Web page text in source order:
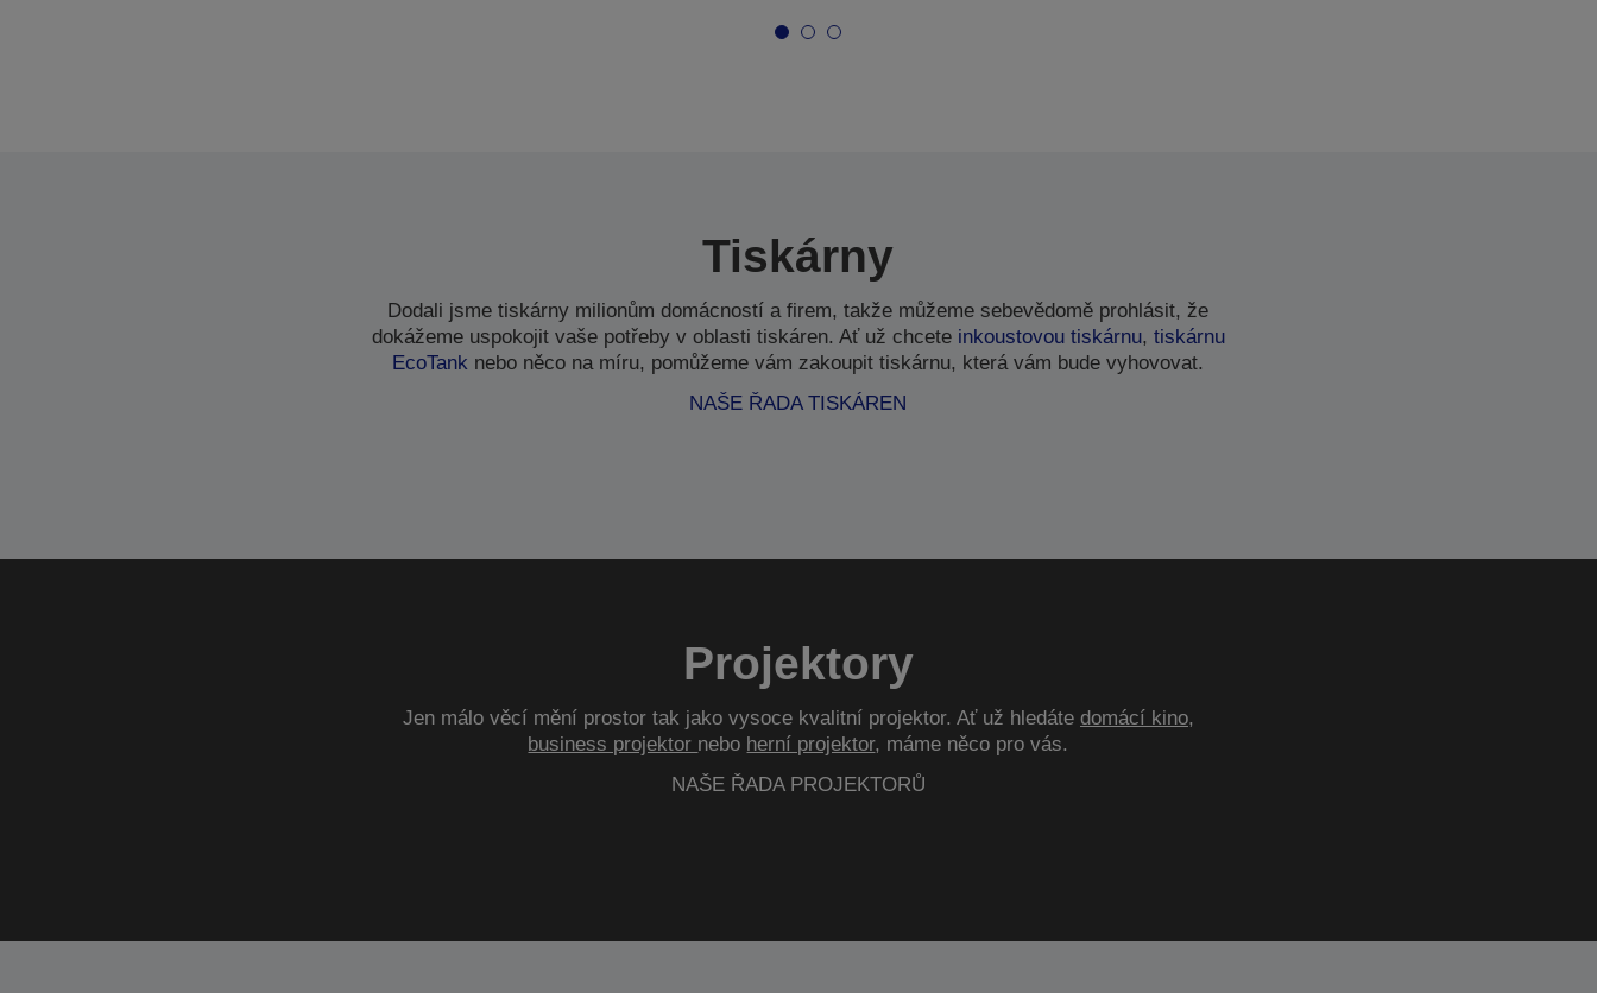
Tiskárny
Dodali jsme tiskárny milionům domácností a firem, takže můžeme sebevědomě prohlásit, že
dokážeme uspokojit vaše potřeby v oblasti tiskáren. Ať už chcete inkoustovou tiskárnu, tiskárnu
EcoTank nebo něco na míru, pomůžeme vám zakoupit tiskárnu, která vám bude vyhovovat.
NAŠE ŘADA TISKÁREN
Projektory
Jen málo věcí mění prostor tak jako vysoce kvalitní projektor. Ať už hledáte domácí kino,
business projektor nebo herní projektor, máme něco pro vás.
NAŠE ŘADA PROJEKTORŮ